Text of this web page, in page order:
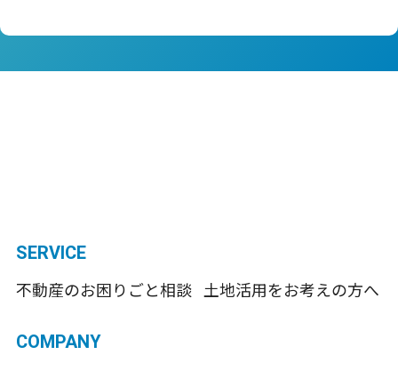
SERVICE
不動産のお困りごと相談 土地活用をお考えの方へ
COMPANY